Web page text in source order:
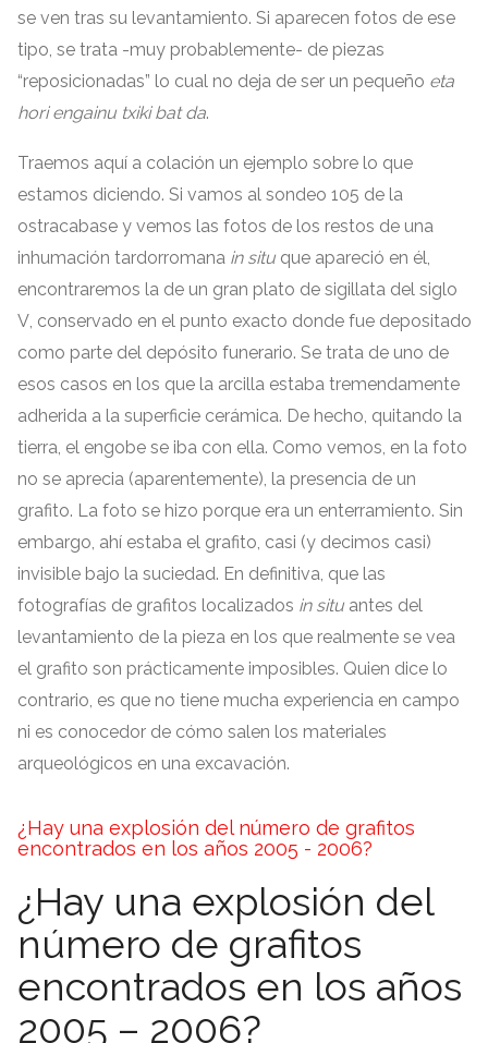
se ven tras su levantamiento. Si aparecen fotos de ese
tipo, se trata -muy probablemente- de piezas
“reposicionadas” lo cual no deja de ser un pequeño eta
hori engainu txiki bat da.
Traemos aquí a colación un ejemplo sobre lo que
estamos diciendo. Si vamos al sondeo 105 de la
ostracabase y vemos las fotos de los restos de una
inhumación tardorromana in situ que apareció en él,
encontraremos la de un gran plato de sigillata del siglo
V, conservado en el punto exacto donde fue depositado
como parte del depósito funerario. Se trata de uno de
esos casos en los que la arcilla estaba tremendamente
adherida a la superficie cerámica. De hecho, quitando la
tierra, el engobe se iba con ella. Como vemos, en la foto
no se aprecia(aparentemente), la presencia de un
grafito. La foto se hizo porque era un enterramiento. Sin
embargo, ahí estaba el grafito, casi (y decimos casi)
invisible bajo la suciedad. En definitiva, que las
fotografías de grafitos localizados in situ antes del
levantamiento de la pieza en los que realmente se vea
el grafito son prácticamente imposibles. Quien dice lo
contrario, es que no tiene mucha experiencia en campo
ni es conocedor de cómo salen los materiales
arqueológicos en una excavación.
¿Hay una explosión del número de grafitos
encontrados en los años 2005 - 2006?
¿Hay una explosión del
número de grafitos
encontrados en los años
2005 – 2006?